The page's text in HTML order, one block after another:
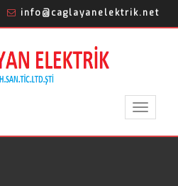
info@caglayanelektrik.net
Toggle